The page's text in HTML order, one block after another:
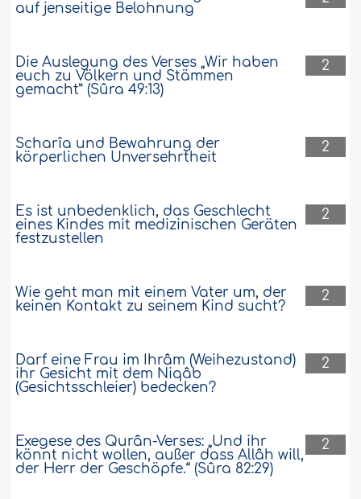
auf jenseitige Belohnung
2
Die Auslegung des Verses „Wir haben
euch zu Völkern und Stämmen
gemacht” (Sûra 49:13)
2
Scharîa und Bewahrung der
körperlichen Unversehrtheit
2
Es ist unbedenklich, das Geschlecht
eines Kindes mit medizinischen Geräten
festzustellen
2
Wie geht man mit einem Vater um, der
keinen Kontakt zu seinem Kind sucht?
2
Darf eine Frau im Ihrâm (Weihezustand)
ihr Gesicht mit dem Niqâb
(Gesichtsschleier) bedecken?
2
Exegese des Qurân-Verses: „Und ihr
könnt nicht wollen, außer dass Allâh will,
der Herr der Geschöpfe.“ (Sûra 82:29)